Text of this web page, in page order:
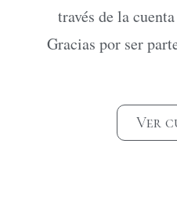
través de la
Gracias por ser
Ver